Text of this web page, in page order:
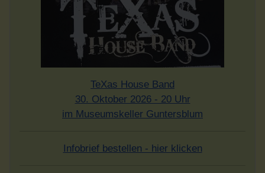
TeXas House Band
30. Oktober 2026 - 20 Uhr
im Museumskeller Guntersblum
Infobrief bestellen - hier klicken